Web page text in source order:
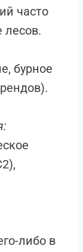
часто
лесов.
бурное
либо в